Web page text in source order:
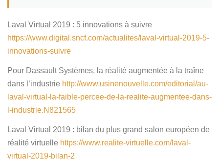
Laval Virtual 2019 : 5 innovations à suivre
https://www.digital.sncf.com/actualites/laval-virtual-2019-5-
innovations-suivre
Pour Dassault Systèmes, la réalité augmentée à la traîne
dans l’industrie http://www.usinenouvelle.com/editorial/au-
laval-virtual-la-faible-percee-de-la-realite-augmentee-dans-
l-industrie.N821565
Laval Virtual 2019 : bilan du plus grand salon européen de
réalité virtuelle https://www.realite-virtuelle.com/laval-
virtual-2019-bilan-2